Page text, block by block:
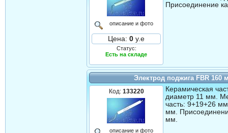
описание и фото
Цена: 0 у.е
Статус:
Есть на складе
Присоединение
Электрод поджига FBR 160
Код: 133220
описание и фото
Керамическая
диаметр 11 мм.
часть: 9+19+26
мм.
мм.